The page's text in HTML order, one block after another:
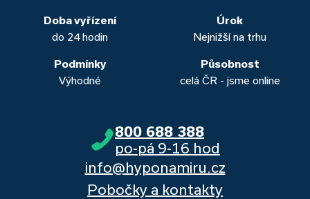
banka, Moneta a Raiffeisenbank.
Doba vyřízení
do 24 hodin
Úrok
Nejnižší na trhu
Podmínky
Výhodné
Působnost
celá ČR - jsme online
800 688 388
po-pá 9-16 hod
info@hyponamiru.cz
Pobočky a kontakty